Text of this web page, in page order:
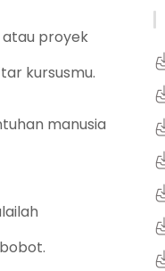
atau proyek
kursusmu.
manusia